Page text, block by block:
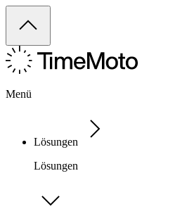
Menü
Lösungen
Lösungen